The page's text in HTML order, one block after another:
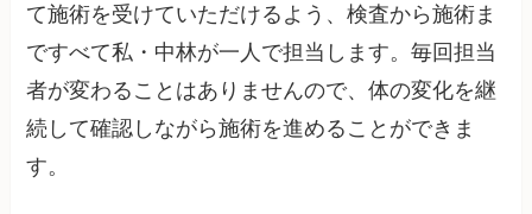
て施術を受けていただけるよう、検査から施術ま
ですべて私・中林が一人で担当します。毎回担当
者が変わることはありませんので、体の変化を継
続して確認しながら施術を進めることができま
す。